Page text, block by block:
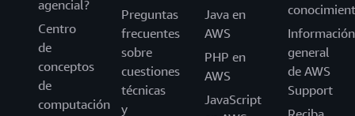
agencial?
Centro
de
conceptos
de
computación
Preguntas
frecuentes
sobre
cuestiones
técnicas
y
Java en
AWS
PHP en
AWS
JavaScript
Información
general
de AWS
Support